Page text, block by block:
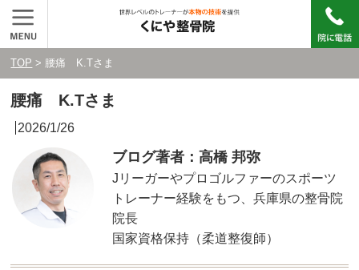
TOP > 腰痛 K.Tさま
腰痛 K.Tさま
2026/1/26
ブログ著者：高橋 邦弥
Jリーガーやプロゴルファーのスポーツ
トレーナー経験をもつ、兵庫県の整骨院
院長
国家資格保持（柔道整復師）